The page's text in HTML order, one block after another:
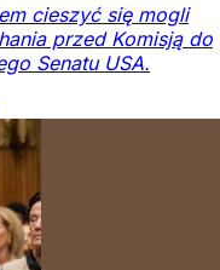
cieszyć się mogli
przed Komisją do
Senatu USA.